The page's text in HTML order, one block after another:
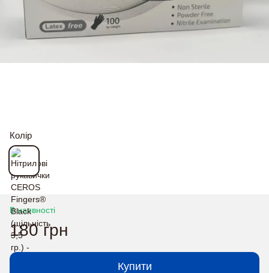
Колір
В наявності
180 грн
Купити